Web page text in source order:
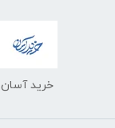
خرید آسان